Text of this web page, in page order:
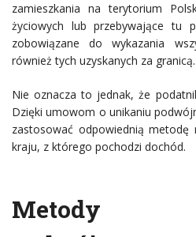
zamieszkania na terytorium
życiowych lub przebywające tu
zobowiązane do wykazania
również tych uzyskanych za granicą.
Nie oznacza to jednak, że
Dzięki umowom o unikaniu
zastosować odpowiednią metodę
kraju, z którego pochodzi dochód.
Metody